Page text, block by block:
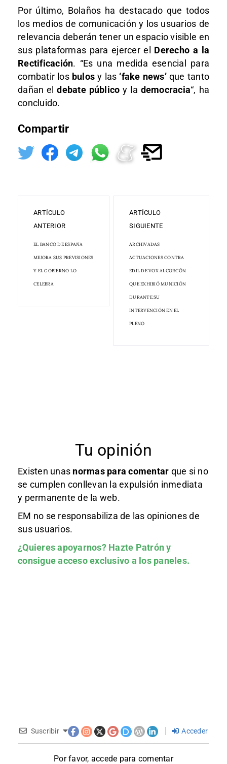
Por último, Bolaños ha destacado que todos
los medios de comunicación y los usuarios de
relevancia deberán tener un espacio visible en
sus plataformas para ejercer el Derecho a la
Rectificación. “Es una medida esencial para
combatir los bulos y las ‘fake news’que tanto
dañan eldebate público y la democracia“, ha
concluido.
Compartir
ARTÍCULO
ANTERIOR
EL BANCO DE ESPAÑA
MEJORA SUS PREVISIONES
Y EL GOBIERNO LO
CELEBRA
ARTÍCULO
SIGUIENTE
ARCHIVADAS
ACTUACIONES CONTRA
EDIL DE VOX ALCORCÓN
QUE EXHIBIÓ MUNICIÓN
DURANTE SU
INTERVENCIÓN EN EL
PLENO
Tu opinión
Existen unas normas para comentar que si no
se cumplen conllevan la expulsión inmediata
y permanente de la web.
EM no se responsabiliza de las opiniones de
sus usuarios.
¿Quieres apoyarnos? Hazte Patróny
consigue acceso exclusivo a los paneles.
Suscribir Acceder
Por favor, accede para comentar